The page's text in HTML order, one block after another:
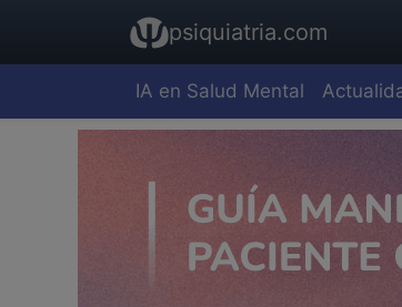
psiquiatria.com
IA en Salud Mental